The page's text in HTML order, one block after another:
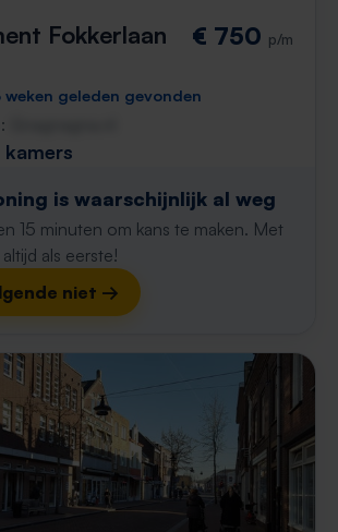
Fokkerlaan € 750 p/m
geleden gevonden
kamers
is waarschijnlijk al weg
15 minuten om kans te maken. Met
als eerste!
niet →